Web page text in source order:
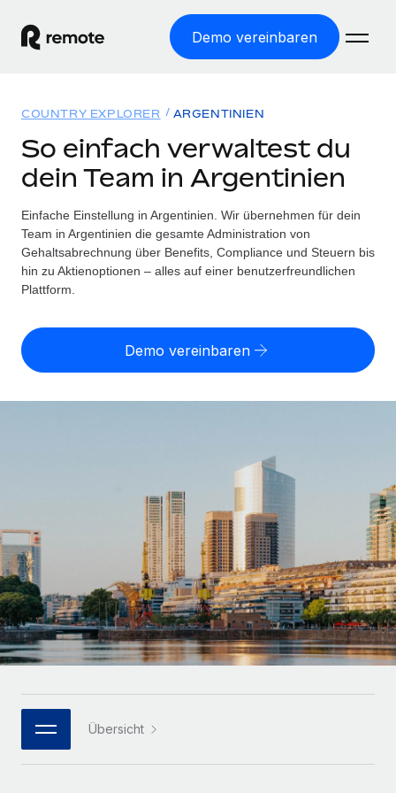
Demo vereinbaren
WELTWEITE BESCHÄFTIGUNG
Globale Payroll
Einfache, rechtssicher Payroll
Employer of Record
Weltweites Wachstum ohne Kosten für Niederlassungen
Contractor of Record
Rechtssichere, weltweite Arbeit mit Freelancer:innen
Globales Onboarding und Verwalten von
Auslagern von komplexen HR-Aufgaben
INFRASTRUKTUR
Remote Embedded
Nahtlose Integration der HR in bestehende Abläufe
Plattform
Integrierte HR-Kernfunktionen für dein Team
MCP
Integrationen
Lösungen
WELTWEITE ABDECKUNG
Country Explorer
Länderspezifische Unterstützung bei der Einstellung
Einfache Einstellung in allen US-Bundesstaaten
Agile HR- und Payroll-Lösungen für wachsende
Maßgeschneiderte HR-Lösungen, um Teams zu
vergrößern
Enterprise
Globale HR für Konzerne und Großunternehmen
PARTNER WERDEN
Flexible Einbettung von Global-HR-Funktionen in deine
Ressourcen
TOOLS UND RECHNER
Scheinselbstständigkeitsrisiko berechnen
Personalkostenrechner
Informationen zu möglichen Währungen und
Abwicklungsfristen für globale Freelancer:innen
LERNEN MIT REMOTE
Forschung und Leitfäden
Fallstudien
HR-Glossar
Bibliothek für Stellenbeschreibungen
Webinare
Preise
Español
Italiano
Português (Portugal)
한국어
COUNTRY EXPLORER ARGENTINIEN
So einfach verwaltest du
dein Team in Argentinien
Einfache Einstellung in Argentinien. Wir übernehmen für dein
Team in Argentinien die gesamte Administration von
Gehaltsabrechnung über Benefits, Compliance und Steuern bis
hin zu Aktienoptionen – alles auf einer benutzerfreundlichen
Plattform.
Demo vereinbaren
Übersicht